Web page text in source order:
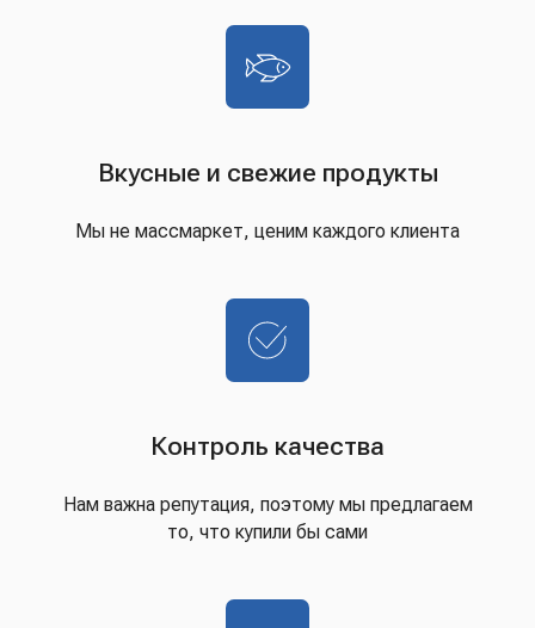
Вкусные и свежие продукты
Мы не массмаркет, ценим каждого клиента
Контроль качества
Нам важна репутация, поэтому мы предлагаем
то, что купили бы сами